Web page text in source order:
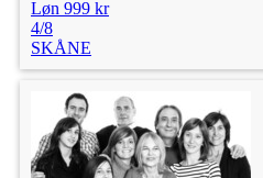
Vi ser fram emot era ansökningar!
Location: Malmö
Kategori: Statister
Løn 999 kr
4/8
SKÅNE